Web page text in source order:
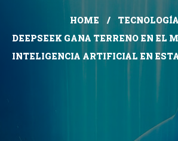
HOME
TECNOLOGÍA
DEEPSEEK GANA TERRENO EN EL
INTELIGENCIA ARTIFICIAL EN